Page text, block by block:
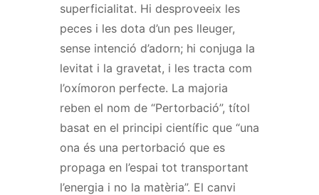
superficialitat. Hi desproveeix les
peces i les dota d’un pes lleuger,
sense intenció d’adorn; hi conjuga la
levitat i la gravetat, i les tracta com
l’oxímoron perfecte. La majoria
reben el nom de “Pertorbació”, títol
basat en el principi científic que “una
ona és una pertorbació que es
propaga en l’espai tot transportant
l’energia i no la matèria”. El canvi